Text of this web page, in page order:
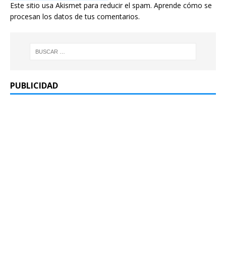
Este sitio usa Akismet para reducir el spam. Aprende cómo se
procesan los datos de tus comentarios.
PUBLICIDAD